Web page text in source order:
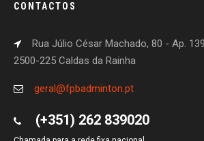
CONTACTOS
Rua Júlio César Machado, 80 - Ap. 139
2500-225 Caldas da Rainha
geral@fpbadminton.pt
(+351) 262 839020